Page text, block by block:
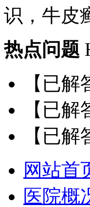
识，牛皮
热点问题
【已解
【已解
【已解
网站首
医院概